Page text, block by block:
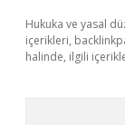
Hukuka ve yasal
içerikleri,
halinde, ilgili